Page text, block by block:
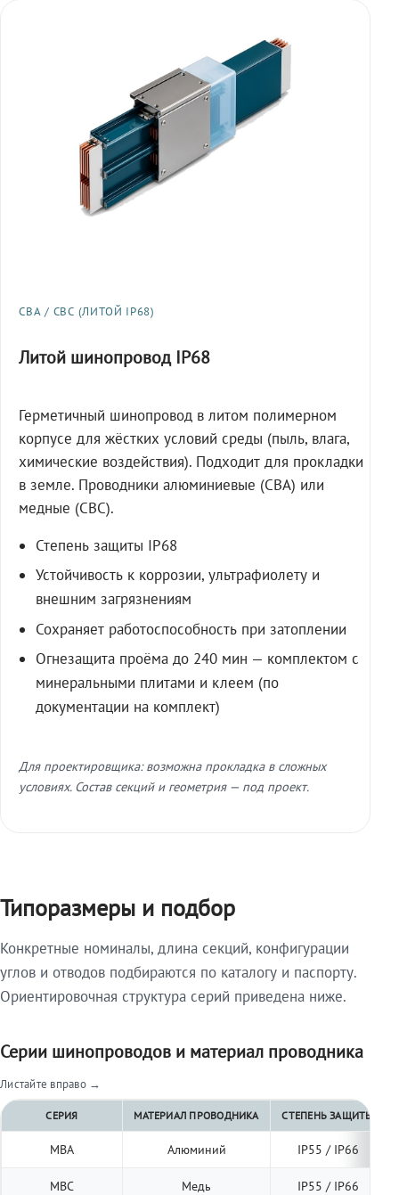
СВА / СВС (ЛИТОЙ IP68)
Литой шинопровод IP68
Герметичный шинопровод в литом полимерном
корпусе для жёстких условий среды (пыль, влага,
химические воздействия). Подходит для прокладки
в земле. Проводники алюминиевые (СВА) или
медные (СВС).
Степень защиты IP68
Устойчивость к коррозии, ультрафиолету и
внешним загрязнениям
Сохраняет работоспособность при затоплении
Огнезащита проёма до 240 мин — комплектом с
минеральными плитами и клеем (по
документации на комплект)
Для проектировщика: возможна прокладка в сложных
условиях. Состав секций и геометрия — под проект.
Типоразмеры и подбор
Конкретные номиналы, длина секций, конфигурации
углов и отводов подбираются по каталогу и паспорту.
Ориентировочная структура серий приведена ниже.
Серии шинопроводов и материал проводника
Листайте вправо →
СЕРИЯ МАТЕРИАЛ ПРОВОДНИКА СТЕПЕНЬ ЗАЩИТЫ
МВА Алюминий IP55 / IP66
МВС Медь IP55 / IP66